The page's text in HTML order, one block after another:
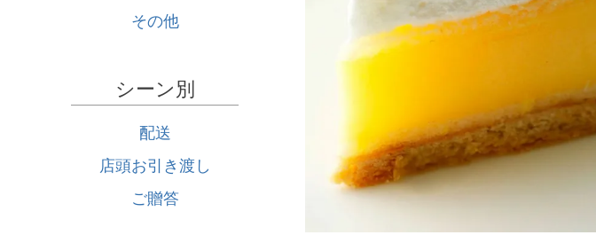
その他
シーン別
配送
店頭お引き渡し
ご贈答